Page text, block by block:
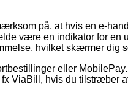
på, at hvis en e-
være en indikator for en
hvilket skærmer dig
eller
ViaBill, hvis du tilstræber